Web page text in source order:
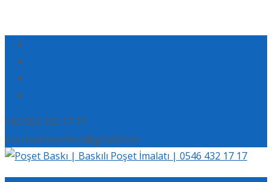
+90 554 165 17 17
eserbaskimerkezi@gmail.com